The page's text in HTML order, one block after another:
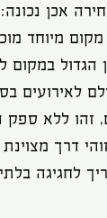
אכן
מקום מיוחד
במקום
לאירועים
זהו ללא
דרך
לחגיגה